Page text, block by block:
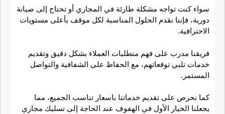
سواء كنت تواجه مشكلة طارئة في المجاري أو تحتاج إلى صيانة
دورية، فإننا نقدم الحلول المناسبة لكل موقف بأعلى مستويات
الاحترافية.
فريقنا مدرب على فهم متطلبات العملاء بشكل دقيق وتقديم
خدمات تلبي توقعاتهم، مع الحفاظ على الشفافية والتواصل
المستمر.
كما نحرص على تقديم خدماتنا باسعار تناسب الجميع، مما
يجعلنا الخيار الأول في الهفوف عند الحاجة إلى تسليك مجاري